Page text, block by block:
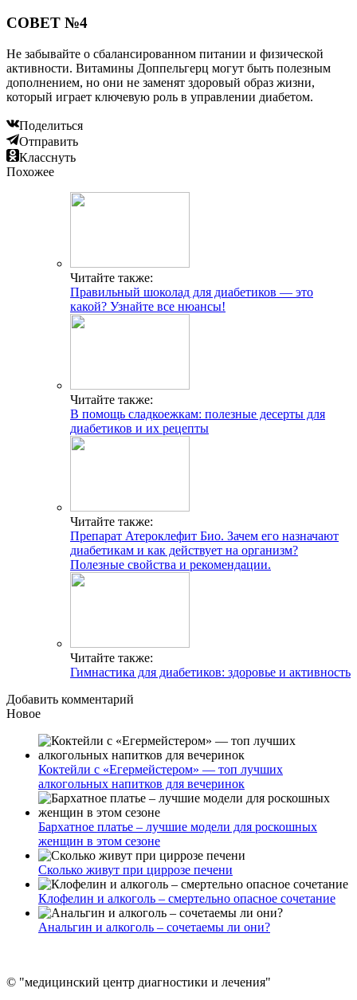
СОВЕТ №4
Не забывайте о сбалансированном питании и физической
активности. Витамины Доппельгерц могут быть полезным
дополнением, но они не заменят здоровый образ жизни,
который играет ключевую роль в управлении диабетом.
Поделиться
Отправить
Класснуть
Похожее
Читайте также:
Правильный шоколад для диабетиков — это
какой? Узнайте все нюансы!
Читайте также:
В помощь сладкоежкам: полезные десерты для
диабетиков и их рецепты
Читайте также:
Препарат Атероклефит Био. Зачем его назначают
диабетикам и как действует на организм?
Полезные свойства и рекомендации.
Читайте также:
Гимнастика для диабетиков: здоровье и активность
Добавить комментарий
Новое
Коктейли с «Егермейстером» — топ лучших
алкогольных напитков для вечеринок
Бархатное платье – лучшие модели для роскошных
женщин в этом сезоне
Сколько живут при циррозе печени
Клофелин и алкоголь – смертельно опасное сочетание
Анальгин и алкоголь – сочетаемы ли они?
© "медицинский центр диагностики и лечения"